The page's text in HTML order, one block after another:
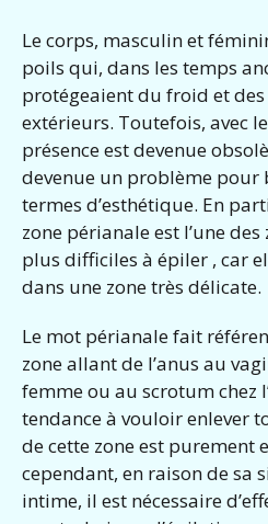
Le corps, masculin et
poils qui, dans les temps
protégeaient du froid et des
extérieurs. Toutefois, avec
présence est devenue
devenue un problème pour
termes d’esthétique. En
zone périanale est l’une des
plus difficiles à épiler , car
dans une zone très délicate.
Le mot périanale fait
zone allant de l’anus au
femme ou au scrotum chez
tendance à vouloir enlever
de cette zone est purement
cependant, en raison de sa
intime, il est nécessaire